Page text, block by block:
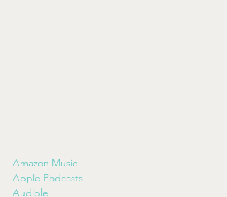
Amazon Music
Apple Podcasts
Audible